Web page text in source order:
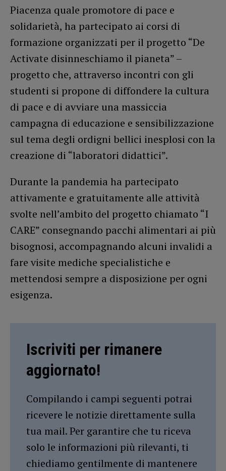
Piacenza quale promotore di pace e
solidarietà, ha partecipato ai corsi di
formazione organizzati per il progetto “De
Activate disinneschiamo il pianeta” –
progetto che, attraverso incontri con gli
studenti si propone di diffondere la cultura
di pace e di avviare una massiccia
campagna di educazione e sensibilizzazione
sul tema degli ordigni bellici inesplosi con la
creazione di “laboratori didattici”.
Durante la pandemia ha partecipato
attivamente e gratuitamente alle attività
svolte nell’ambito del progetto chiamato “I
CARE” consegnando pacchi alimentari ai più
bisognosi, accompagnando alcuni invalidi a
fare visite mediche specialistiche e
mettendosi sempre a disposizione per ogni
esigenza.
Iscriviti per rimanere
aggiornato!
Compilando i campi seguenti potrai
ricevere le notizie direttamente sulla
tua mail. Per garantire che tu riceva
solo le informazioni più rilevanti, ti
chiediamo gentilmente di mantenere